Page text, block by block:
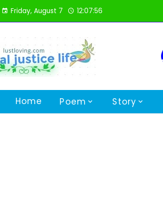
Friday, August 7 12:07:57
Home Poem Story